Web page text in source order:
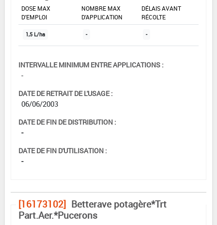
DOSE MAX
D'EMPLOI
NOMBRE MAX
D'APPLICATION
DÉLAIS AVANT
RÉCOLTE
1,5 L/ha - -
INTERVALLE MINIMUM ENTRE APPLICATIONS :
-
DATE DE RETRAIT DE L'USAGE :
06/06/2003
DATE DE FIN DE DISTRIBUTION :
-
DATE DE FIN D'UTILISATION :
-
[16173102] Betterave potagère*Trt
Part.Aer.*Pucerons